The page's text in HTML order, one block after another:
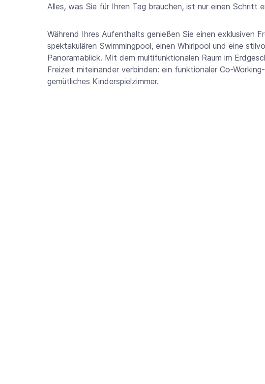
Alles, was Sie für Ihren Tag brauchen, ist nur einen Schritt
Während Ihres Aufenthalts genießen Sie einen exklusiven
spektakulären Swimmingpool, einen Whirlpool und eine
Panoramablick. Mit dem multifunktionalen Raum im
Freizeit miteinander verbinden: ein funktionaler Co-
gemütliches Kinderspielzimmer.